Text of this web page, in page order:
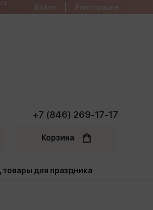
Войти Регистрация
+7 (846) 269-17-17
Корзина
для праздника